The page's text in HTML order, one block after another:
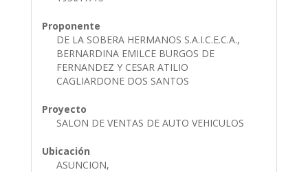
Proponente
DE LA SOBERA HERMANOS S.A.I.C.E.C.A.,
BERNARDINA EMILCE BURGOS DE
FERNANDEZ Y CESAR ATILIO
CAGLIARDONE DOS SANTOS
Proyecto
SALON DE VENTAS DE AUTO VEHICULOS
Ubicación
ASUNCION,